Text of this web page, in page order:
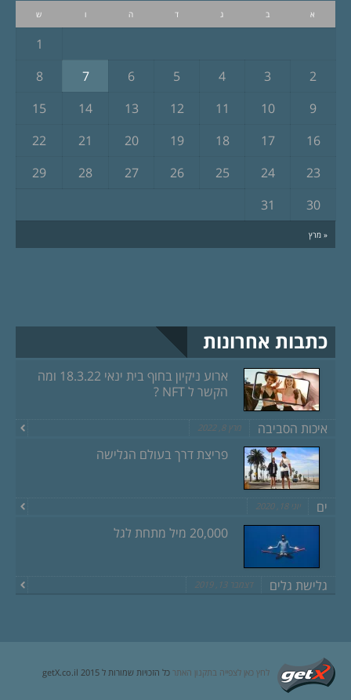
א ב ג ד ה ו ש
« מרץ
1
2
3
4
5
6
7
8
9
10
11
12
13
14
15
16
17
18
19
20
21
22
23
24
25
26
27
28
29
30
31
כתבות אחרונות
ארוע ניקיון בחוף בית ינאי 18.3.22 ומה
הקשר ל NFT ?
איכות הסביבה מרץ 8, 2022
פריצת דרך בעולם הגלישה
ים יוני 18, 2020
20,000 מיל מתחת לגל
גלישת גלים דצמבר 13, 2019
לחץ כאן לצפייה בתקנון האתר כל הזכויות שמורות ל getX.co.il 2015